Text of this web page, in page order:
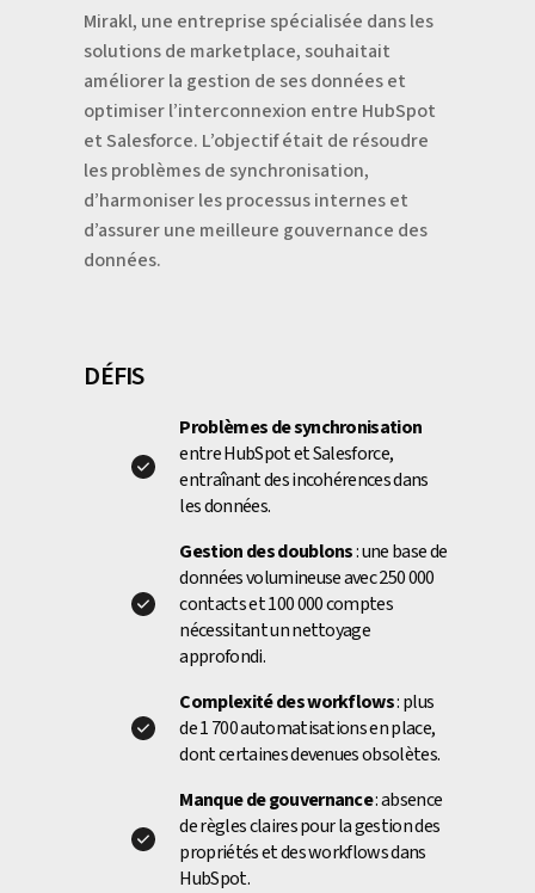
Mirakl, une entreprise spécialisée dans les
solutions de marketplace, souhaitait
améliorer la gestion de ses données et
optimiser l’interconnexion entre HubSpot
et Salesforce. L’objectif était de résoudre
les problèmes de synchronisation,
d’harmoniser les processus internes et
d’assurer une meilleure gouvernance des
données.
DÉFIS
Problèmes de synchronisation
entre HubSpot et Salesforce,
entraînant des incohérences dans
les données.
Gestion des doublons: une base de
données volumineuse avec 250 000
contacts et 100 000 comptes
nécessitant un nettoyage
approfondi.
Complexité des workflows: plus
de 1 700 automatisations en place,
dont certaines devenues obsolètes.
Manque de gouvernance: absence
de règles claires pour la gestion des
propriétés et des workflows dans
HubSpot.